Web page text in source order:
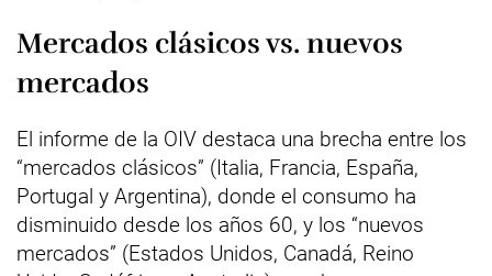
Mercados clásicos vs. nuevos
mercados
El informe de la OIV destaca una brecha entre los
“mercados clásicos” (Italia, Francia, España,
Portugal y Argentina), donde el consumo ha
disminuido desde los años 60, y los “nuevos
mercados” (Estados Unidos, Canadá, Reino